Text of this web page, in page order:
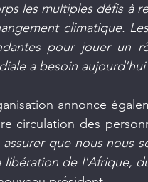
les multiples défis à
climatique.
pour jouer un
a besoin aujourd'hui
annonce
circulation des
assurer que nous nous
libération de l'Afrique,